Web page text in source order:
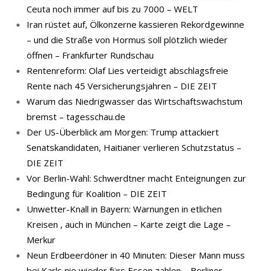
Ceuta noch immer auf bis zu 7000 – WELT
Iran rüstet auf, Ölkonzerne kassieren Rekordgewinne
– und die Straße von Hormus soll plötzlich wieder
öffnen – Frankfurter Rundschau
Rentenreform: Olaf Lies verteidigt abschlagsfreie
Rente nach 45 Versicherungsjahren – DIE ZEIT
Warum das Niedrigwasser das Wirtschaftswachstum
bremst – tagesschau.de
Der US-Überblick am Morgen: Trump attackiert
Senatskandidaten, Haitianer verlieren Schutzstatus –
DIE ZEIT
Vor Berlin-Wahl: Schwerdtner macht Enteignungen zur
Bedingung für Koalition – DIE ZEIT
Unwetter-Knall in Bayern: Warnungen in etlichen
Kreisen , auch in München – Karte zeigt die Lage –
Merkur
Neun Erdbeerdöner in 40 Minuten: Dieser Mann muss